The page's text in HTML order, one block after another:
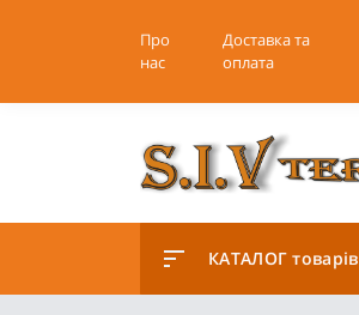
Про
нас
Доставка та
оплата
КАТАЛОГ товарів